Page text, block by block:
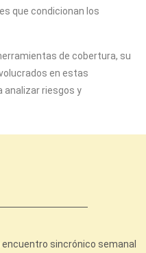
que condicionan los
de cobertura, su
en estas
analizar riesgos y
encuentro sincrónico semanal